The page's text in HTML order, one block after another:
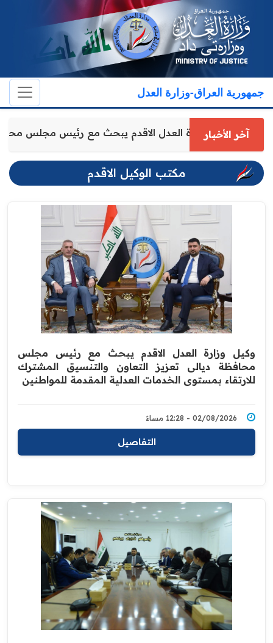
جمهورية العراق-وزارة العدل
آخر الأخباروكيل وزارة العدل الاقدم يبحث مع رئيس مجلس
مكتب الوكيل الاقدم
وكيل وزارة العدل الاقدم يبحث مع رئيس مجلس
محافظة ديالى تعزيز التعاون والتنسيق المشترك
للارتقاء بمستوى الخدمات العدلية المقدمة للمواطنين
02/08/2026 - 12:28 مساءً
التفاصيل